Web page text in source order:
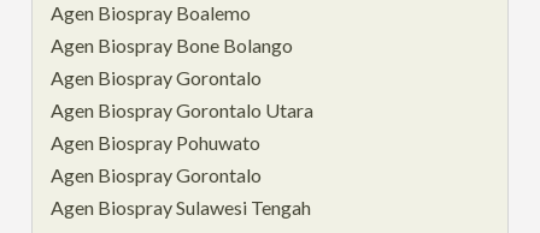
Agen Biospray Boalemo
Agen Biospray Bone Bolango
Agen Biospray Gorontalo
Agen Biospray Gorontalo Utara
Agen Biospray Pohuwato
Agen Biospray Gorontalo
Agen Biospray Sulawesi Tengah